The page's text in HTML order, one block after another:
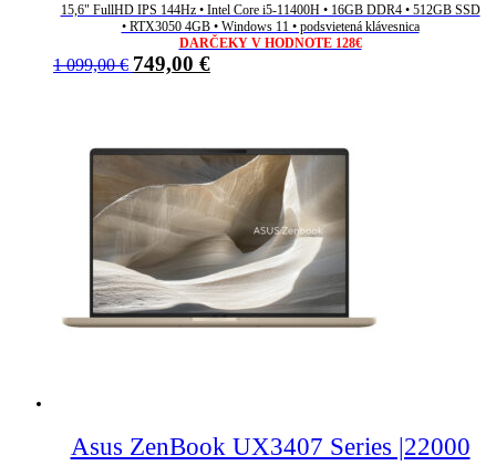
15,6" FullHD IPS 144Hz • Intel Core i5-11400H • 16GB DDR4 • 512GB SSD
• RTX3050 4GB • Windows 11 • podsvietená klávesnica
DARČEKY V HODNOTE 128€
1 099,00€ Pôvodná
749,00 €Aktuálna
Asus ZenBook UX3407 Series |22000